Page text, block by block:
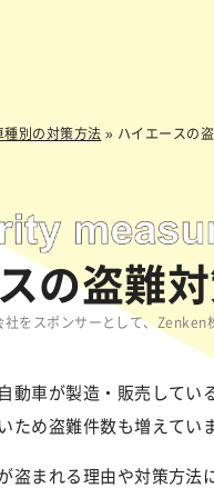
別の対策方法 » ハイエースの
の盗難
をスポンサーとして、Zenken
動車が製造・販売して
ため盗難件数も増えていま
盗まれる理由や対策方法